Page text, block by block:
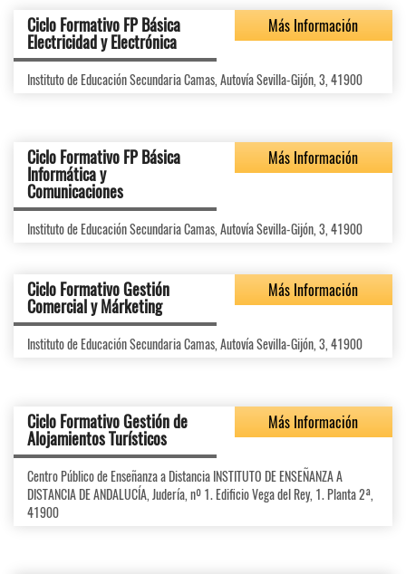
Ciclo Formativo FP Básica
Electricidad y Electrónica
Más Información
Instituto de Educación Secundaria Camas, Autovía Sevilla-Gijón, 3, 41900
Ciclo Formativo FP Básica
Informática y
Comunicaciones
Más Información
Instituto de Educación Secundaria Camas, Autovía Sevilla-Gijón, 3, 41900
Ciclo Formativo Gestión
Comercial y Márketing
Más Información
Instituto de Educación Secundaria Camas, Autovía Sevilla-Gijón, 3, 41900
Ciclo Formativo Gestión de
Alojamientos Turísticos
Más Información
Centro Público de Enseñanza a Distancia INSTITUTO DE ENSEÑANZA A
DISTANCIA DE ANDALUCÍA, Judería, nº 1. Edificio Vega del Rey, 1. Planta 2ª,
41900